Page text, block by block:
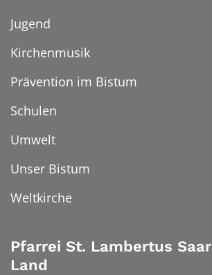
Jugend
Kirchenmusik
Prävention im Bistum
Schulen
Umwelt
Unser Bistum
Weltkirche
Pfarrei St. Lambertus
Land